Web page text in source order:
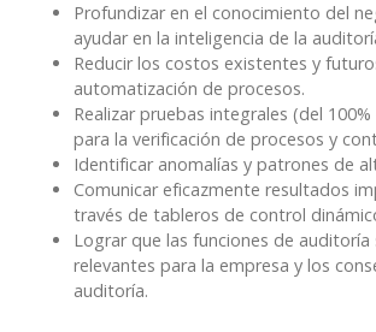
Profundizar en el conocimiento del
ayudar en la inteligencia de la
Reducir los costos existentes y
automatización de procesos.
Realizar pruebas integrales (del
para la verificación de procesos y
Identificar anomalías y patrones de
Comunicar eficazmente resultados
través de tableros de control
Lograr que las funciones de auditoría
relevantes para la empresa y los
auditoría.